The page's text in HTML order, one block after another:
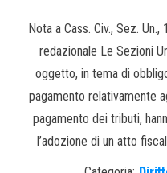
Nota a Cass. Civ., Sez.
redazionale Le Sezioni
oggetto, in tema di
pagamento relativamente
pagamento dei tributi,
l’adozione di un atto